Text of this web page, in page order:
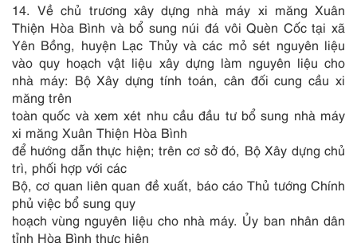
14. Về chủ trương xây dựng nhà máy xi măng Xuân
Thiện Hòa Bình và bổ sung núi đá vôi Quèn Cốc tại xã
Yên Bồng, huyện Lạc Thủy và các mỏ sét nguyên liệu
vào quy hoạch vật liệu xây dựng làm nguyên liệu cho
nhà máy: Bộ Xây dựng tính toán, cân đối cung cầu xi
măng trên
toàn quốc và xem xét nhu cầu đầu tư bổ sung nhà máy
xi măng Xuân Thiện Hòa Bình
để hướng dẫn thực hiện; trên cơ sở đó, Bộ Xây dựng chủ
trì, phối hợp với các
Bộ, cơ quan liên quan đề xuất, báo cáo Thủ tướng Chính
phủ việc bổ sung quy
hoạch vùng nguyên liệu cho nhà máy. Ủy ban nhân dân
tỉnh Hòa Bình thực hiện